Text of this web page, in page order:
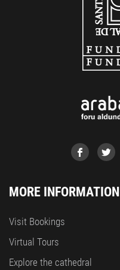
MORE INFORMATION
Visit Bookings
Virtual Tours
Explore the cathedral